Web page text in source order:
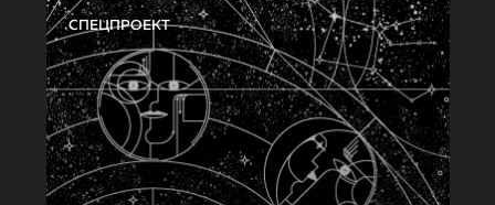
СПЕЦПРОЕКТ